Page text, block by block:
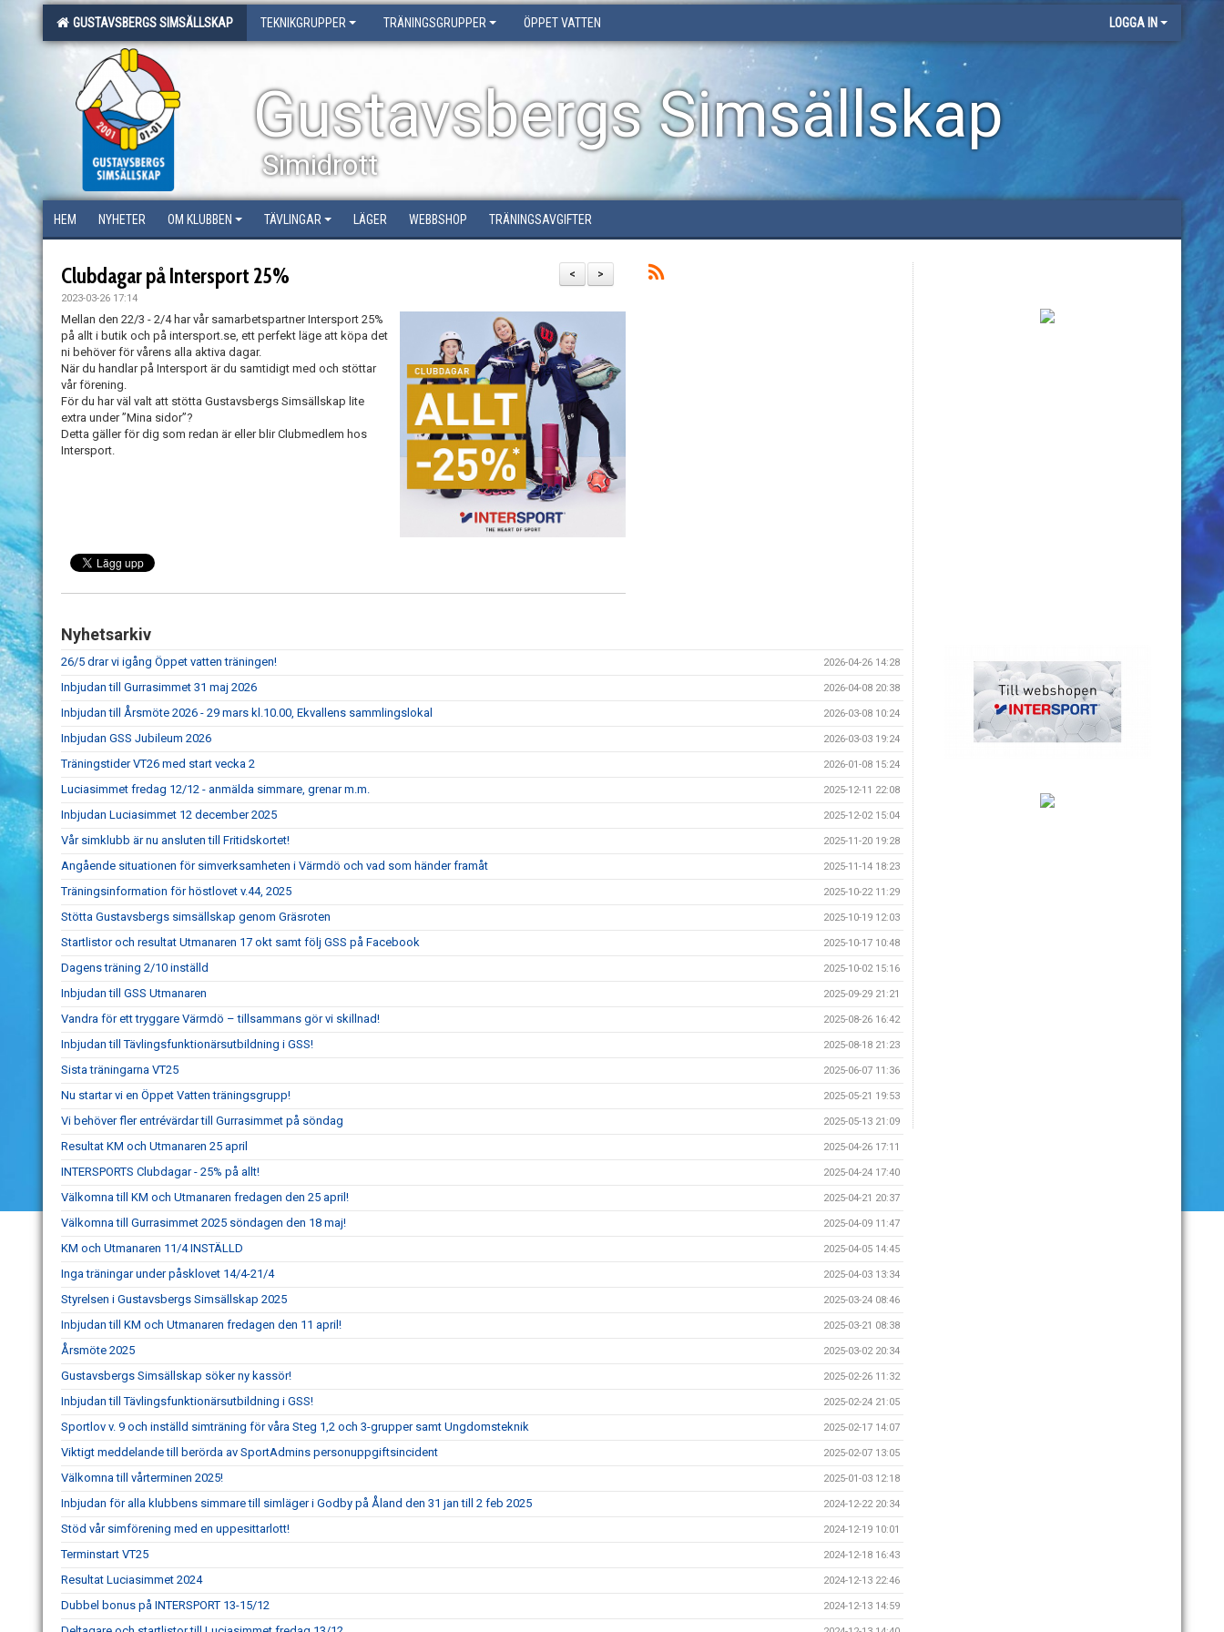
GUSTAVSBERGS SIMSÄLLSKAP TEKNIKGRUPPER TRÄNINGSGRUPPER ÖPPET VATTEN LOGGA IN
Gustavsbergs Simsällskap
Simidrott
HEM NYHETER OM KLUBBEN TÄVLINGAR LÄGER WEBBSHOP TRÄNINGSAVGIFTER
>
<
Clubdagar på Intersport 25%
2023-03-26 17:14
Mellan den 22/3 - 2/4 har vår samarbetspartner Intersport 25%
på allt i butik och på intersport.se, ett perfekt läge att köpa det
ni behöver för vårens alla aktiva dagar.
När du handlar på Intersport är du samtidigt med och stöttar
vår förening.
För du har väl valt att stötta Gustavsbergs Simsällskap lite
extra under ”Mina sidor”?
Detta gäller för dig som redan är eller blir Clubmedlem hos
Intersport.
Nyhetsarkiv
26/5 drar vi igång Öppet vatten träningen! 2026-04-26 14:28
Inbjudan till Gurrasimmet 31 maj 2026 2026-04-08 20:38
Inbjudan till Årsmöte 2026 - 29 mars kl.10.00, Ekvallens sammlingslokal 2026-03-08 10:24
Inbjudan GSS Jubileum 2026 2026-03-03 19:24
Träningstider VT26 med start vecka 2 2026-01-08 15:24
Luciasimmet fredag 12/12 - anmälda simmare, grenar m.m. 2025-12-11 22:08
Inbjudan Luciasimmet 12 december 2025 2025-12-02 15:04
Vår simklubb är nu ansluten till Fritidskortet! 2025-11-20 19:28
Angående situationen för simverksamheten i Värmdö och vad som händer framåt 2025-11-14 18:23
Träningsinformation för höstlovet v.44, 2025 2025-10-22 11:29
Stötta Gustavsbergs simsällskap genom Gräsroten 2025-10-19 12:03
Startlistor och resultat Utmanaren 17 okt samt följ GSS på Facebook 2025-10-17 10:48
Dagens träning 2/10 inställd 2025-10-02 15:16
Inbjudan till GSS Utmanaren 2025-09-29 21:21
Vandra för ett tryggare Värmdö – tillsammans gör vi skillnad! 2025-08-26 16:42
Inbjudan till Tävlingsfunktionärsutbildning i GSS! 2025-08-18 21:23
Sista träningarna VT25 2025-06-07 11:36
Nu startar vi en Öppet Vatten träningsgrupp! 2025-05-21 19:53
Vi behöver fler entrévärdar till Gurrasimmet på söndag 2025-05-13 21:09
Resultat KM och Utmanaren 25 april 2025-04-26 17:11
INTERSPORTS Clubdagar - 25% på allt! 2025-04-24 17:40
Välkomna till KM och Utmanaren fredagen den 25 april! 2025-04-21 20:37
Välkomna till Gurrasimmet 2025 söndagen den 18 maj! 2025-04-09 11:47
KM och Utmanaren 11/4 INSTÄLLD 2025-04-05 14:45
Inga träningar under påsklovet 14/4-21/4 2025-04-03 13:34
Styrelsen i Gustavsbergs Simsällskap 2025 2025-03-24 08:46
Inbjudan till KM och Utmanaren fredagen den 11 april! 2025-03-21 08:38
Årsmöte 2025 2025-03-02 20:34
Gustavsbergs Simsällskap söker ny kassör! 2025-02-26 11:32
Inbjudan till Tävlingsfunktionärsutbildning i GSS! 2025-02-24 21:05
Sportlov v. 9 och inställd simträning för våra Steg 1,2 och 3-grupper samt Ungdomsteknik 2025-02-17 14:07
Viktigt meddelande till berörda av SportAdmins personuppgiftsincident 2025-02-07 13:05
Välkomna till vårterminen 2025! 2025-01-03 12:18
Inbjudan för alla klubbens simmare till simläger i Godby på Åland den 31 jan till 2 feb 2025 2024-12-22 20:34
Stöd vår simförening med en uppesittarlott! 2024-12-19 10:01
Terminstart VT25 2024-12-18 16:43
Resultat Luciasimmet 2024 2024-12-13 22:46
Dubbel bonus på INTERSPORT 13-15/12 2024-12-13 14:59